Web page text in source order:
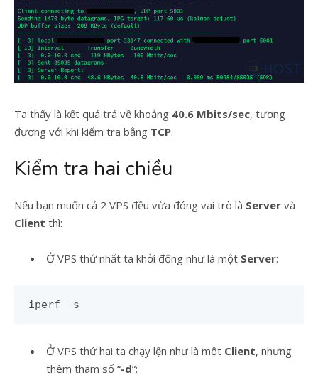
Ta thấy là kết quả trả về khoảng 40.6 Mbits/sec, tương
đương với khi kiểm tra bằng TCP.
Kiểm tra hai chiều
Nếu bạn muốn cả 2 VPS đều vừa đóng vai trò là Server và
Client thì:
Ở VPS thứ nhất ta khởi động như là một Server:
iperf -s
Ở VPS thứ hai ta chạy lện như là một Client, nhưng
thêm tham số “-d“: